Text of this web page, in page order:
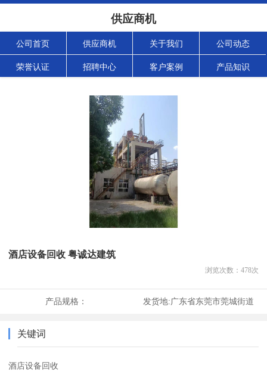
供应商机
公司首页 供应商机 关于我们 公司动态
荣誉认证 招聘中心 客户案例 产品知识
酒店设备回收 粤诚达建筑
浏览次数： 478次
产品规格： 发货地:广东省东莞市莞城街道
关键词
酒店设备回收